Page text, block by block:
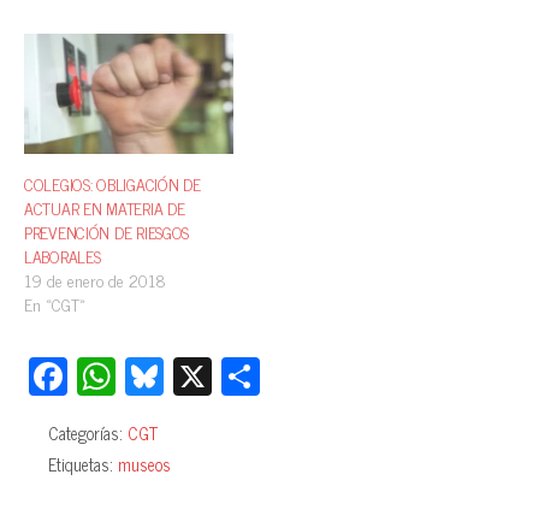
COLEGIOS: OBLIGACIÓN DE
ACTUAR EN MATERIA DE
PREVENCIÓN DE RIESGOS
LABORALES
19 de enero de 2018
En «CGT»
Fa
ce
bo
ok
W
ha
ts
A
Bl
ue
sk
y
X
Categorías: CGT
Etiquetas: museos